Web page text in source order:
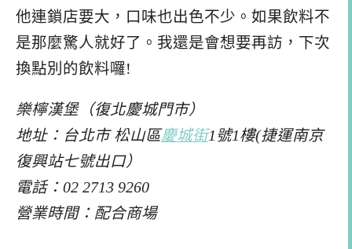
他連鎖店要大，口味也出色不少。如果飲料不
是那麼驚人就好了。我還是會想要再訪，下次
換點別的飲料囉!
樂檸漢堡（復北慶城門市）
地址：台北市 松山區慶城街1號1樓(捷運南京
復興站七號出口）
電話：02 2713 9260
營業時間：配合商場